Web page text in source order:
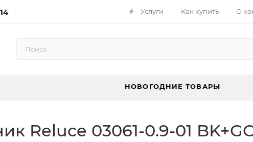
Услуги Как купить О
НОВОГОДНИЕ ТОВАРЫ
Reluce 03061-0.9-01